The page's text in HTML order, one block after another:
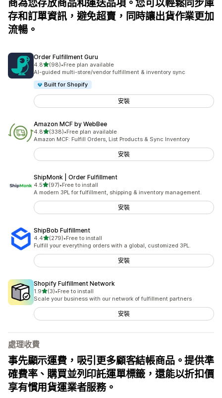
商為您存放商品和運送品項。您可以輕鬆同步庫
存和訂單資訊，避免超賣，同時讓出貨作業更加
流暢。
Order Fulfillment Guru
4.8滿分 5 顆星
(98)
共有 98 則評價
•Free plan available
AI-guided multi-store/vendor fulfillment & inventory sync
Built for Shopify
安裝
Amazon MCF by WebBee
4.8滿分 5 顆星
(338)
共有 338 則評價
•Free plan available
Amazon MCF: Fulfill Orders, List Products & Sync Inventory
安裝
ShipMonk | Order Fulfillment
4.5滿分 5 顆星
(97)
共有 97 則評價
•Free to install
A modern 3PL for fulfillment, shipping & inventory management.
安裝
ShipBob Fulfillment
4.4滿分 5 顆星
(279)
共有 279 則評價
•Free to install
Fulfill your everything orders with a global, customized 3PL.
安裝
Shopify Fulfillment Network
1.9滿分 5 顆星
(3)
共有 3 則評價
•Free to install
Scale your business with our network of fulfillment partners
安裝
處理收費
事先顯示運費，吸引更多顧客結帳商品。提供準
確費率、購買並列印託運單標籤，還能以折扣價
享有慣用貨運業者服務。